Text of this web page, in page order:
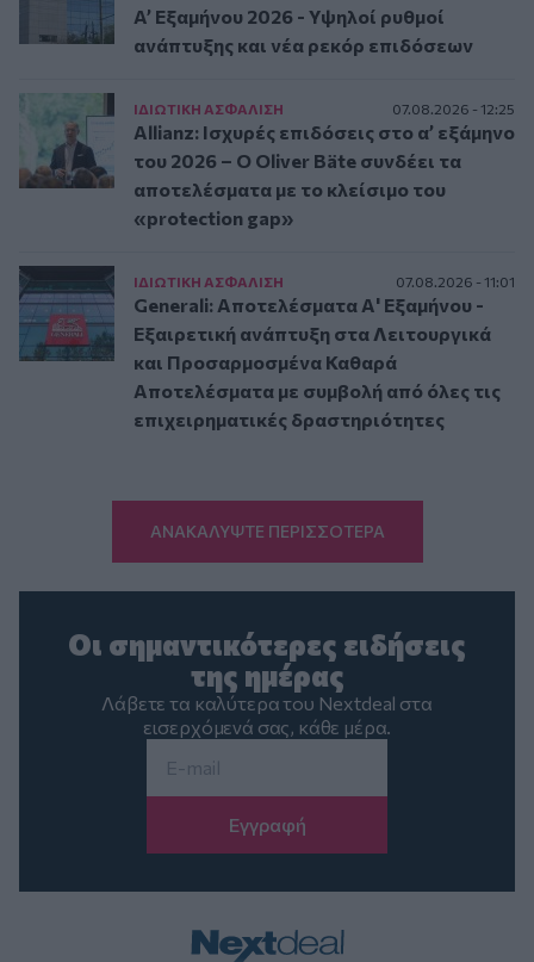
A’ Εξαμήνου 2026 - Υψηλοί ρυθμοί
ανάπτυξης και νέα ρεκόρ επιδόσεων
ΙΔΙΩΤΙΚΗ ΑΣΦAΛΙΣΗ 07.08.2026 - 12:25
Allianz: Ισχυρές επιδόσεις στο α’ εξάμηνο
του 2026 – Ο Oliver Bäte συνδέει τα
αποτελέσματα με το κλείσιμο του
«protection gap»
ΙΔΙΩΤΙΚΗ ΑΣΦAΛΙΣΗ 07.08.2026 - 11:01
Generali: Αποτελέσματα Α' Εξαμήνου -
Εξαιρετική ανάπτυξη στα Λειτουργικά
και Προσαρμοσμένα Καθαρά
Αποτελέσματα με συμβολή από όλες τις
επιχειρηματικές δραστηριότητες
ΑΝΑΚΑΛΥΨΤΕ ΠΕΡΙΣΣΟΤΕΡΑ
Οι σημαντικότερες ειδήσεις
της ημέρας
Λάβετε τα καλύτερα του Nextdeal στα
εισερχόμενά σας, κάθε μέρα.